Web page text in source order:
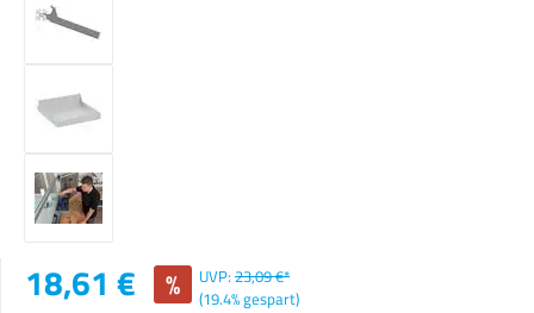
Verkaufspreis:
18,61 € % UVP: 23,09 €*
(19.4% gespart)